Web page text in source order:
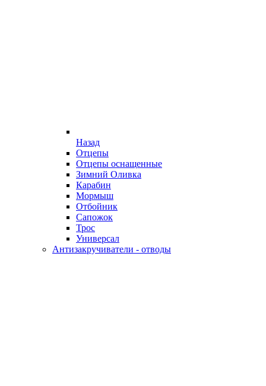
Назад
Отцепы
Отцепы оснащенные
Зимний Оливка
Карабин
Мормыш
Отбойник
Сапожок
Трос
Универсал
Антизакручиватели - отводы